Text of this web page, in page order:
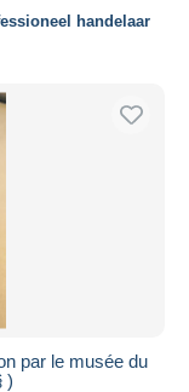
handelaar
par le musée du
)